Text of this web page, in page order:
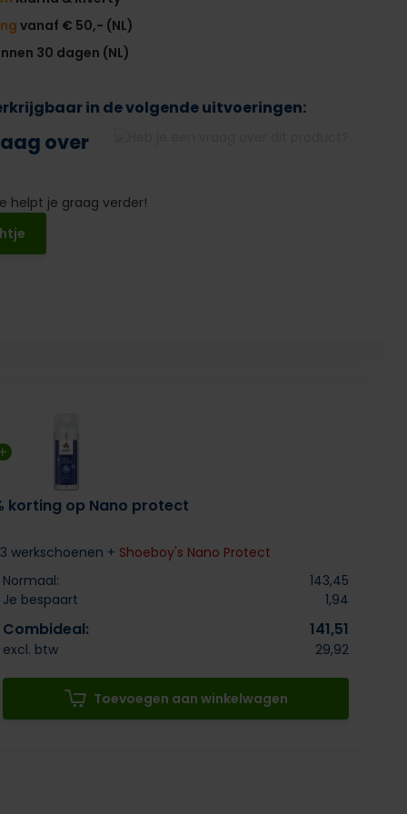
vanaf € 50,- (NL)
30 dagen (NL)
in de volgende uitvoeringen:
over
helpt je graag verder!
korting op Nano protect
werkschoenen + Shoeboy's Nano Protect
Normaal:
143,45
Je bespaart
1,94
Combideal: 141,51
excl. btw 29,92
Toevoegen aan winkelwagen